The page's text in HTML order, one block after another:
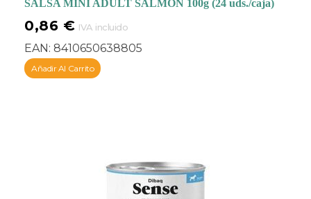
SALSA MINI ADULT SALMÓN 100g (24 uds./caja)
0,86 € IVA incluido
EAN: 8410650638805
Añadir Al Carrito